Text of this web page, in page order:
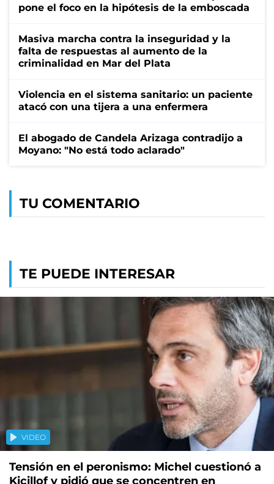
pone el foco en la hipótesis de la emboscada
Masiva marcha contra la inseguridad y la
falta de respuestas al aumento de la
criminalidad en Mar del Plata
Violencia en el sistema sanitario: un paciente
atacó con una tijera a una enfermera
El abogado de Candela Arizaga contradijo a
Moyano: "No está todo aclarado"
TU COMENTARIO
TE PUEDE INTERESAR
VIDEO
Tensión en el peronismo: Michel cuestionó a
Kicillof y pidió que se concentren en